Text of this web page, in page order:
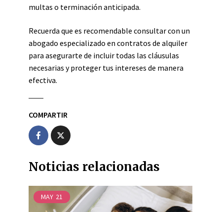
multas o terminación anticipada.
Recuerda que es recomendable consultar con un
abogado especializado en contratos de alquiler
para asegurarte de incluir todas las cláusulas
necesarias y proteger tus intereses de manera
efectiva.
COMPARTIR
Noticias relacionadas
MAY 21